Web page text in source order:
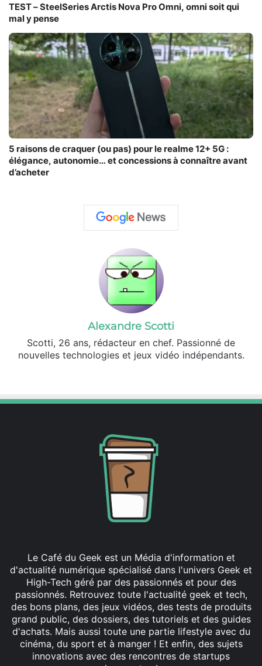
TEST – SteelSeries Arctis Nova Pro Omni, omni soit qui
mal y pense
5 raisons de craquer (ou pas) pour le realme 12+ 5G :
élégance, autonomie… et concessions à connaître avant
d’acheter
Alexandre Scotti
Scotti, 26 ans, rédacteur en chef. Passionné de
nouvelles technologies et jeux vidéo indépendants.
Le Café du Geek est un Média d'information et
d'actualité numérique spécialisé dans l'univers Geek et
High-Tech géré par des passionnés et pour des
passionnés. Retrouvez toute l'actualité geek et tech,
des bons plans, des jeux vidéos, des tests de produits
grand public, des dossiers, des tutoriels et des guides
d'achats. Mais aussi toute une partie lifestyle avec du
cinéma, du sport et à manger ! Et enfin, des sujets
innovations avec des rencontres de startups